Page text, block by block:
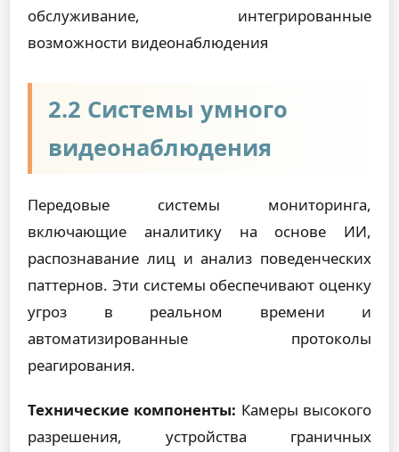
обслуживание, интегрированные
возможности видеонаблюдения
2.2 Системы умного
видеонаблюдения
Передовые системы мониторинга,
включающие аналитику на основе ИИ,
распознавание лиц и анализ поведенческих
паттернов. Эти системы обеспечивают оценку
угроз в реальном времени и
автоматизированные протоколы
реагирования.
Технические компоненты: Камеры высокого
разрешения, устройства граничных